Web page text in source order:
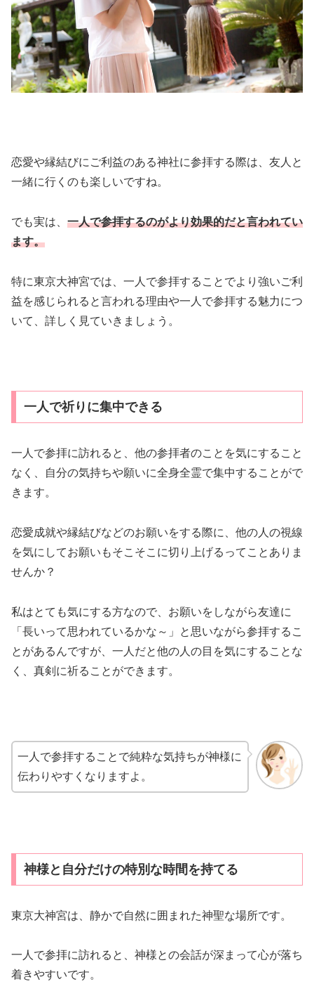
恋愛や縁結びにご利益のある神社に参拝する際は、友人と
一緒に行くのも楽しいですね。
でも実は、 一人で参拝するのがより効果的だと言われてい
ます。
特に東京大神宮では、一人で参拝することでより強いご利
益を感じられると言われる理由や一人で参拝する魅力につ
いて、詳しく見ていきましょう。
一人で祈りに集中できる
一人で参拝に訪れると、他の参拝者のことを気にすること
なく、自分の気持ちや願いに全身全霊で集中することがで
きます。
恋愛成就や縁結びなどのお願いをする際に、他の人の視線
を気にしてお願いもそこそこに切り上げるってことありま
せんか？
私はとても気にする方なので、お願いをしながら友達に
「長いって思われているかな～」と思いながら参拝するこ
とがあるんですが、一人だと他の人の目を気にすることな
く、真剣に祈ることができます。
一人で参拝することで純粋な気持ちが神様に
伝わりやすくなりますよ。
神様と自分だけの特別な時間を持てる
東京大神宮は、静かで自然に囲まれた神聖な場所です。
一人で参拝に訪れると、神様との会話が深まって心が落ち
着きやすいです。